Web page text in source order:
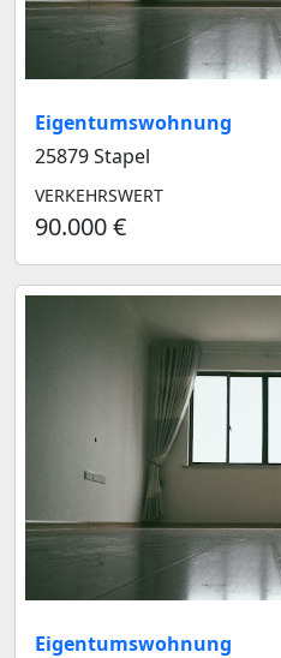
Eigentumswohnung
25879 Stapel
VERKEHRSWERT
90.000 €
Eigentumswohnung